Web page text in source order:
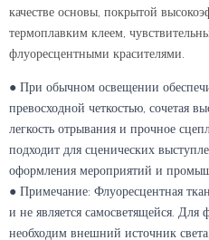
качестве основы, покрытой
термоплавким клеем,
флуоресцентными красителями.
● При обычном освещении
превосходной четкостью, сочетая
легкость отрывания и прочное
подходит для сценических
оформления мероприятий и
● Примечание: Флуоресцентная
и не является самосветящейся. Для
необходим внешний источник